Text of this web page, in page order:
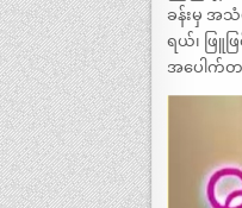
ခန်းမှ အသံ
ရယ်၊ ဖြူ
အပေါက်တ